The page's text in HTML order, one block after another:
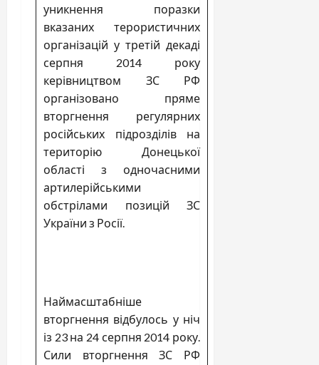
уникнення поразки
вказаних терористичних
організацій у третій декаді
серпня 2014 року
керівництвом ЗС РФ
організовано пряме
вторгнення регулярних
російських підрозділів на
територію Донецької
області з одночасними
артилерійськими
обстрілами позицій ЗС
України з Росії.
Наймасштабніше
вторгнення відбулось у ніч
із 23 на 24 серпня 2014 року.
Сили вторгнення ЗС РФ